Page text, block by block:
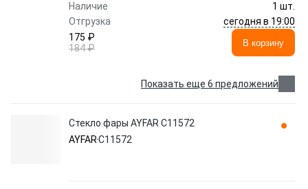
Наличие
1 шт.
Отгрузка
сегодня в 19:00
175 ₽
184 ₽
В корзину
Показать еще 6 предложений
Стекло фары AYFAR C11572
AYFARC11572